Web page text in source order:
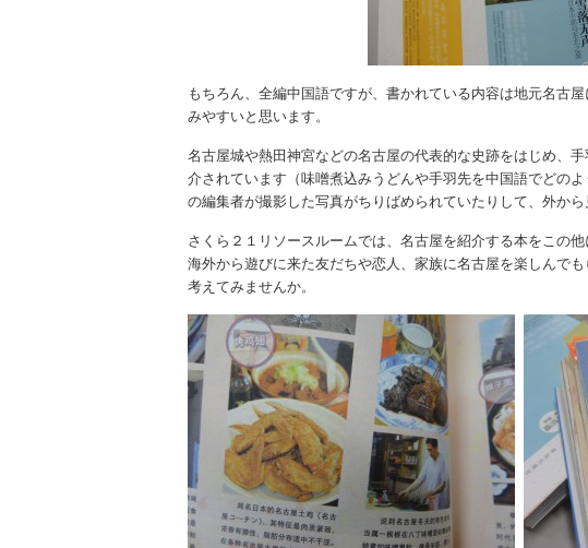
もちろん、全編中国語ですが、書かれている内容は地元名古
みやすいと思います。
名古屋城や熱田神宮などの名古屋の代表的な史跡をはじめ、
介されています（味噌煮込みうどんや手羽先を中国語でどの
の編集者が撮影した写真がちりばめられていたりして、外か
さくら２１リソースルームでは、名古屋を紹介する本をこの
海外から遊びに来た友だちや恋人、家族に名古屋を楽しんで
考えてみませんか。